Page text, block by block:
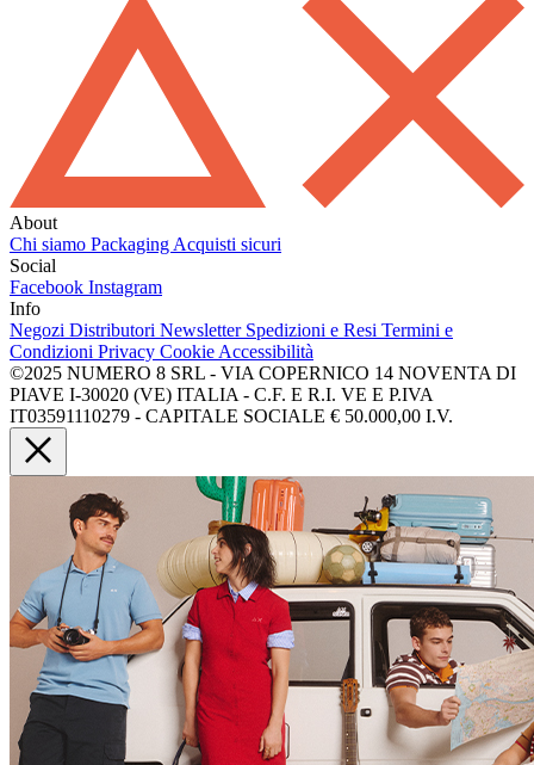
About
Chi siamo Packaging Acquisti sicuri
Social
Facebook Instagram
Info
Negozi Distributori Newsletter Spedizioni e Resi Termini e
Condizioni Privacy Cookie Accessibilità
©2025 NUMERO 8 SRL - VIA COPERNICO 14 NOVENTA DI
PIAVE I-30020 (VE) ITALIA - C.F. E R.I. VE E P.IVA
IT03591110279 - CAPITALE SOCIALE € 50.000,00 I.V.